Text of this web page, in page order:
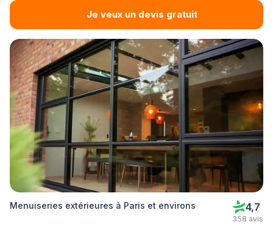
Je veux un devis gratuit
Menuiseries extérieures à Paris et environs 4,7
358 avis